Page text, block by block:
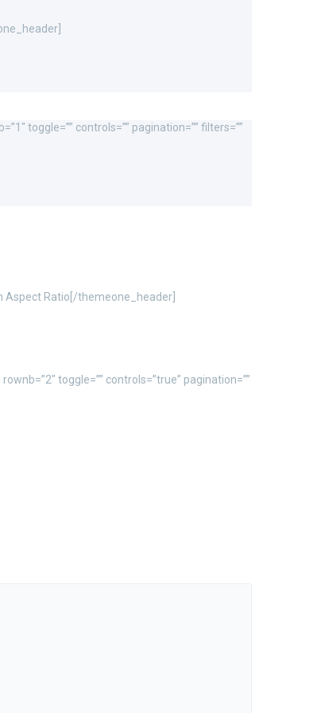
toggle=”” controls=”” pagination=”” filters=””
Aspect Ratio[/themeone_header]
toggle=”” controls=”true” pagination=””